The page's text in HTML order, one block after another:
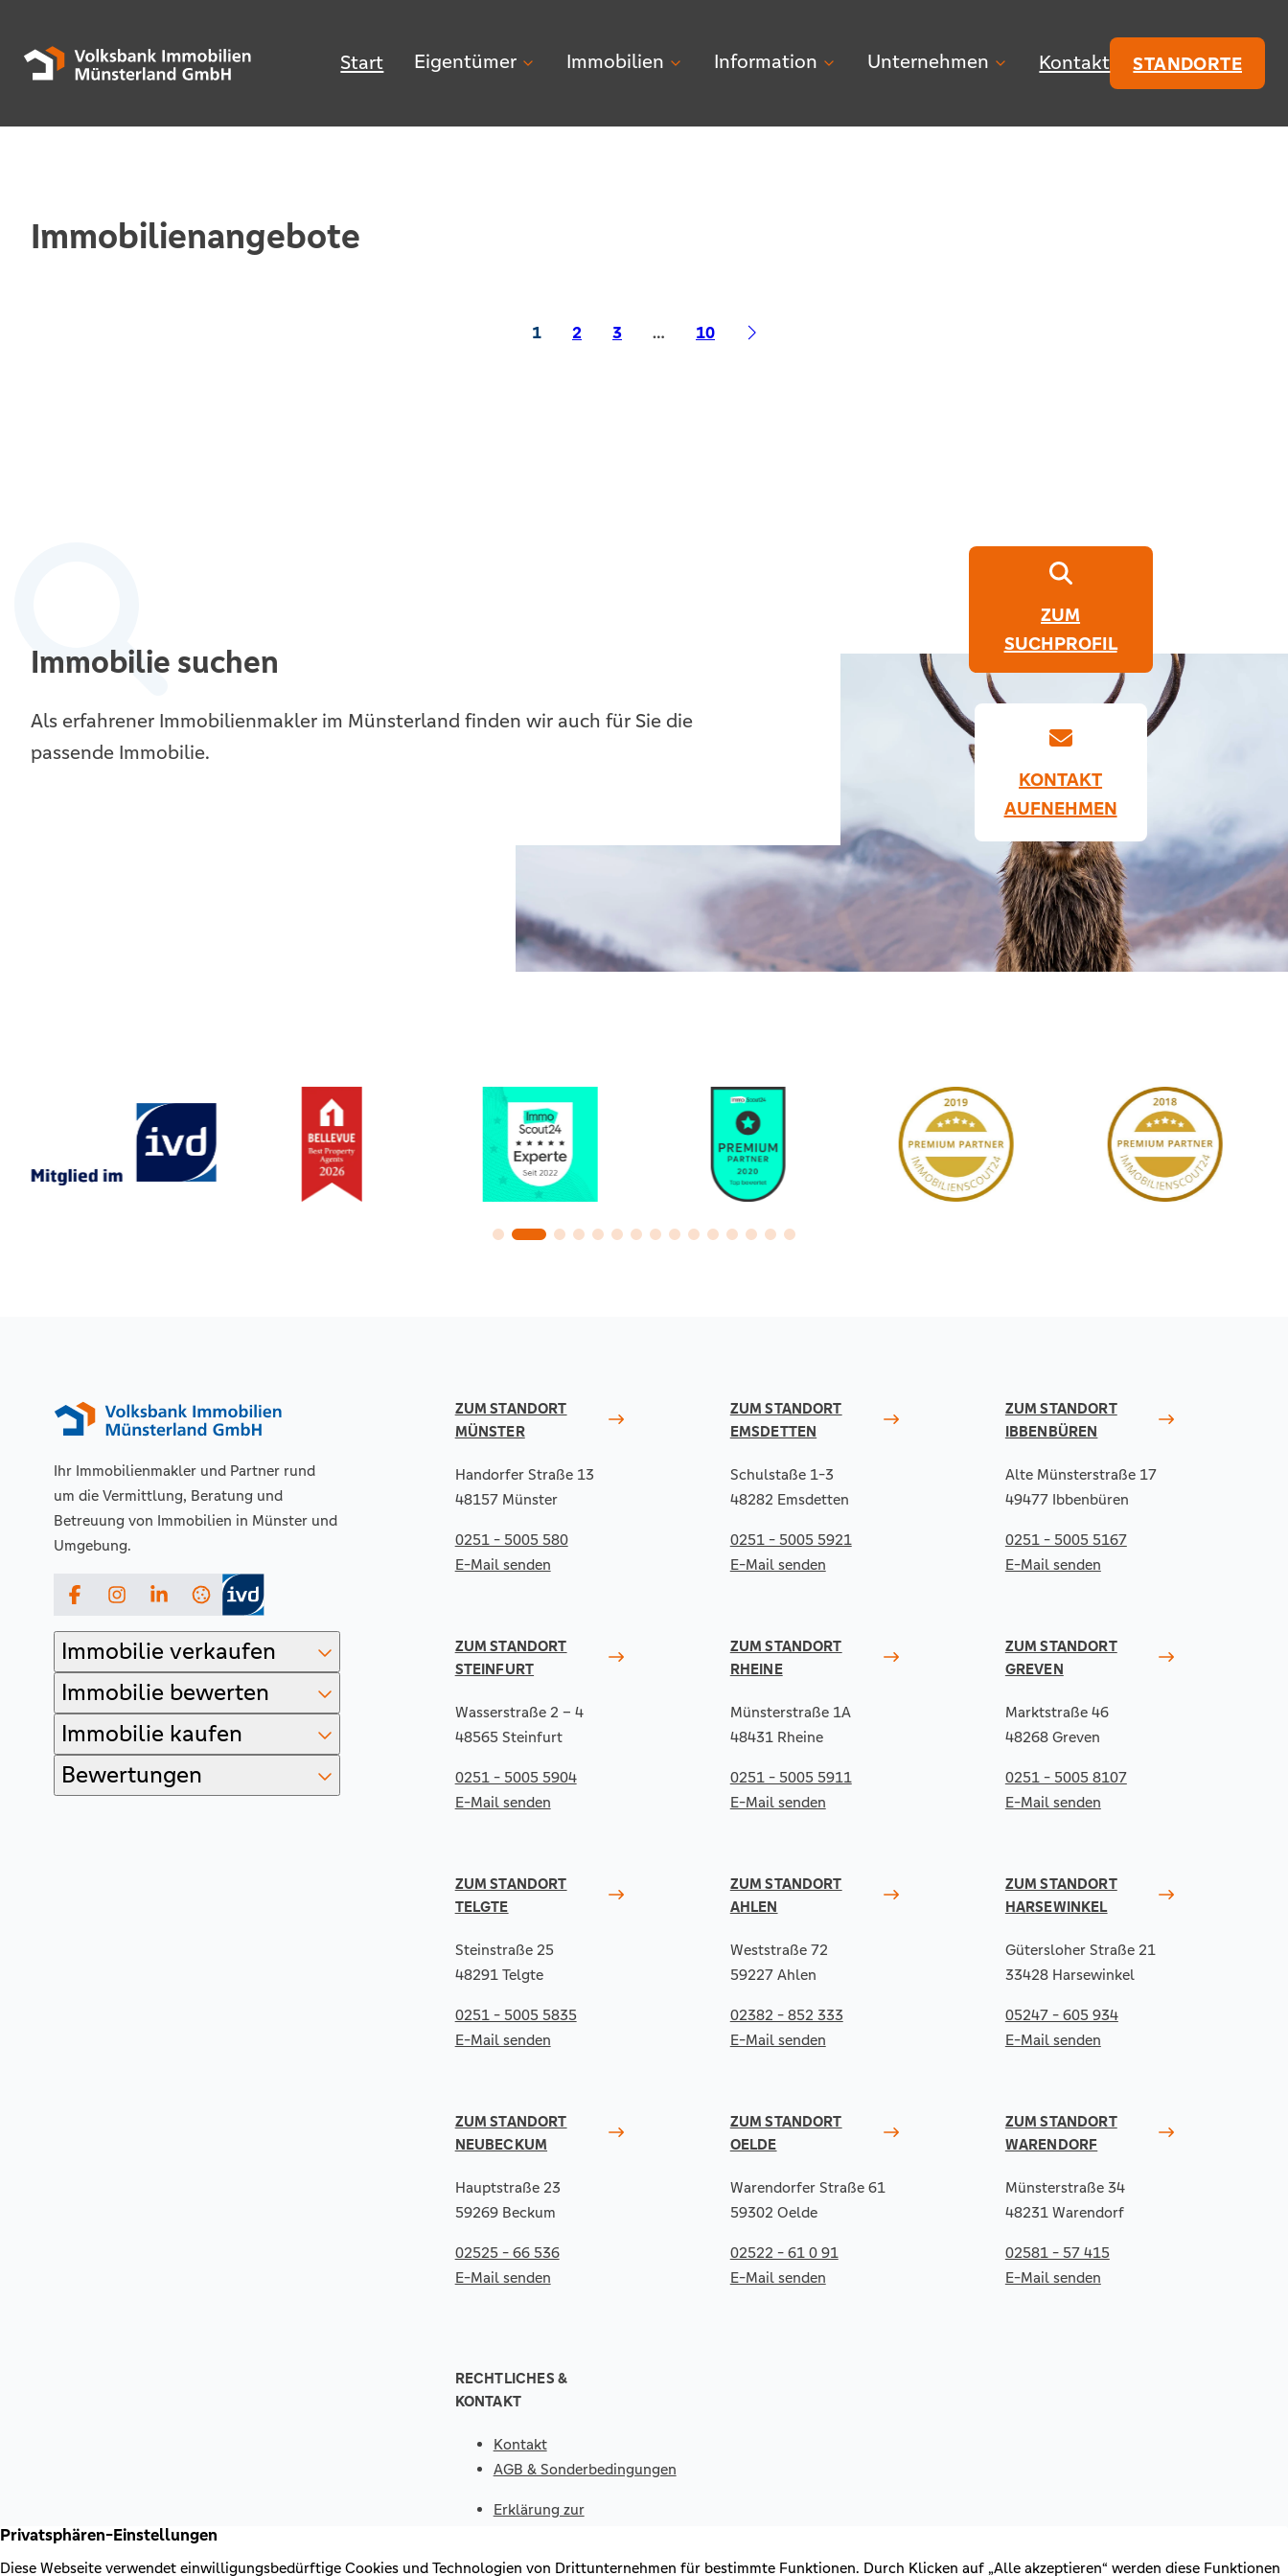
Start Eigentümer Immobilien Information Unternehmen Kontakt STANDORTE
Immobilienangebote
1 2 3 … 10
Immobilie suchen
Als erfahrener Immobilienmakler im Münsterland finden wir auch für Sie die
passende Immobilie.
ZUM
SUCHPROFIL
KONTAKT
AUFNEHMEN
Ihr Immobilienmakler und Partner rund
um die Vermittlung, Beratung und
Betreuung von Immobilien in Münster und
Umgebung.
FacebookInstagramLinkedIn
Immobilie verkaufen
Immobilie bewerten
Immobilie kaufen
Bewertungen
ZUM STANDORT
MÜNSTER
Handorfer Straße 13
48157 Münster
0251 - 5005 580
E-Mail senden
ZUM STANDORT
EMSDETTEN
Schulstaße 1-3
48282 Emsdetten
0251 - 5005 5921
E-Mail senden
ZUM STANDORT
IBBENBÜREN
Alte Münsterstraße 17
49477 Ibbenbüren
0251 - 5005 5167
E-Mail senden
ZUM STANDORT
STEINFURT
Wasserstraße 2 – 4
48565 Steinfurt
0251 - 5005 5904
E-Mail senden
ZUM STANDORT
RHEINE
Münsterstraße 1A
48431 Rheine
0251 - 5005 5911
E-Mail senden
ZUM STANDORT
GREVEN
Marktstraße 46
48268 Greven
0251 - 5005 8107
E-Mail senden
ZUM STANDORT
TELGTE
Steinstraße 25
48291 Telgte
0251 - 5005 5835
E-Mail senden
ZUM STANDORT
AHLEN
Weststraße 72
59227 Ahlen
02382 - 852 333
E-Mail senden
ZUM STANDORT
HARSEWINKEL
Gütersloher Straße 21
33428 Harsewinkel
05247 - 605 934
E-Mail senden
ZUM STANDORT
NEUBECKUM
Hauptstraße 23
59269 Beckum
02525 - 66 536
E-Mail senden
ZUM STANDORT
OELDE
Warendorfer Straße 61
59302 Oelde
02522 - 61 0 91
E-Mail senden
ZUM STANDORT
WARENDORF
Münsterstraße 34
48231 Warendorf
02581 - 57 415
E-Mail senden
RECHTLICHES &
KONTAKT
Kontakt
AGB & Sonderbedingungen
Erklärung zur
Impressum